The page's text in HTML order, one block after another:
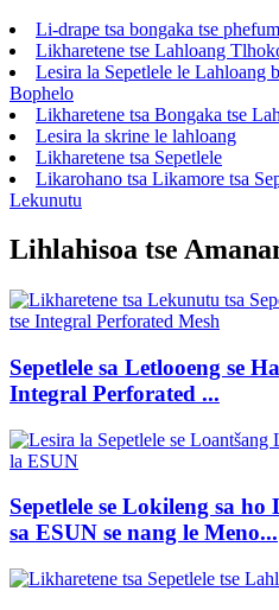
Li-drape tsa bongaka tse
Likharetene tse Lahloang
Lesira la Sepetlele le Lahloang
Bophelo
Likharetene tsa Bongaka tse
Lesira la skrine le lahloang
Likharetene tsa Sepetlele
Likarohano tsa Likamore tsa
Lekunutu
Lihlahisoa tse
Sepetlele sa Letlooeng se
Integral Perforated ...
Sepetlele se Lokileng sa
sa ESUN se nang le Meno...